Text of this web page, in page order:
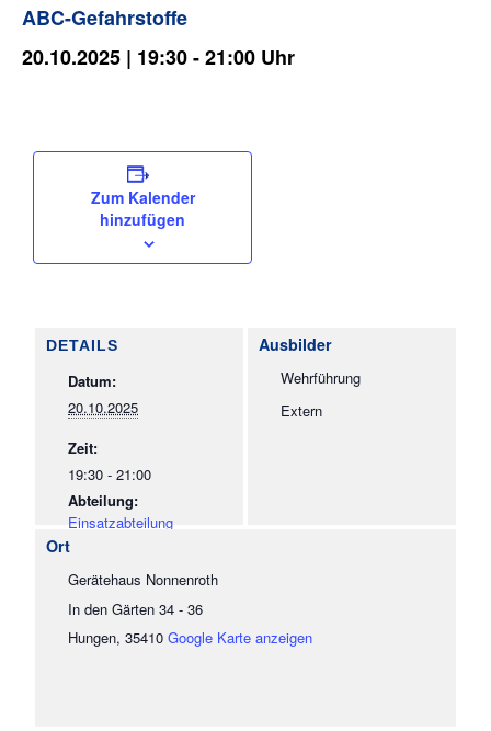
t
l
ABC-Gefahrstoffe
20.10.2025 | 19:30-21:00
Zum Kalender
hinzufügen
DETAILS
Datum:
20.10.2025
Zeit:
19:30 - 21:00
Einsatzabteilung
Gerätehaus Nonnenroth
In den Gärten 34 - 36
Hungen, 35410 Google Karte anzeigen
Wehrführung
Extern